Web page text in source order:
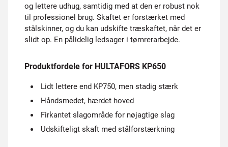
og lettere udhug, samtidig med at den er robust nok
til professionel brug. Skaftet er forstærket med
stålskinner, og du kan udskifte træskaftet, når det er
slidt op. En pålidelig ledsager i tømrerarbejde.
Produktfordele for HULTAFORS KP650
Lidt lettere end KP750, men stadig stærk
Håndsmedet, hærdet hoved
Firkantet slagområde for nøjagtige slag
Udskifteligt skaft med stålforstærkning